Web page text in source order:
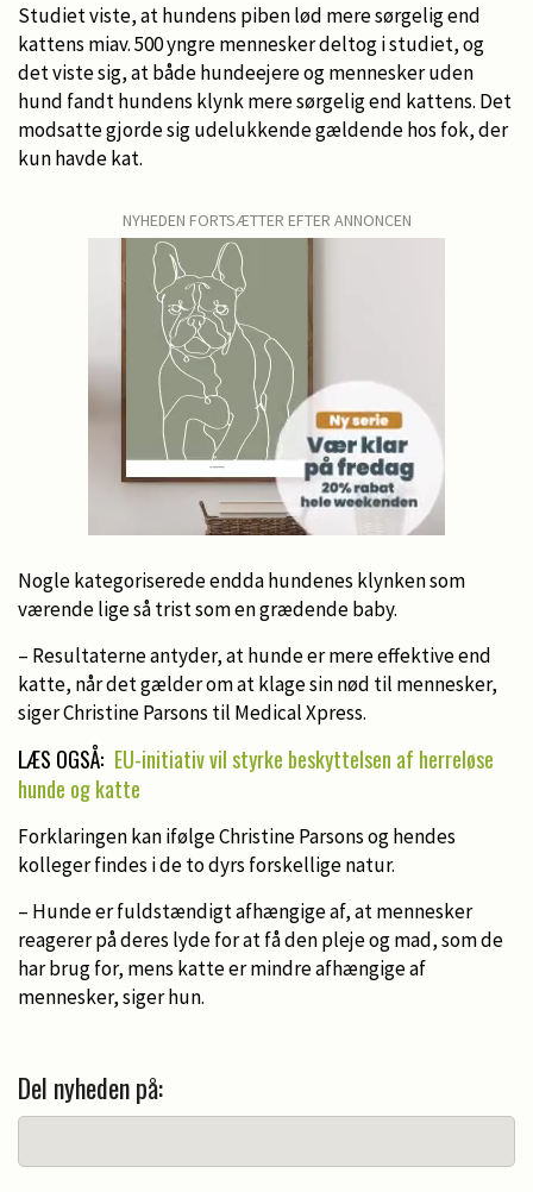
Studiet viste, at hundens piben lød mere sørgelig end
kattens miav. 500 yngre mennesker deltog i studiet, og
det viste sig, at både hundeejere og mennesker uden
hund fandt hundens klynk mere sørgelig end kattens. Det
modsatte gjorde sig udelukkende gældende hos fok, der
kun havde kat.
NYHEDEN FORTSÆTTER EFTER ANNONCEN
Nogle kategoriserede endda hundenes klynken som
værende lige så trist som en grædende baby.
– Resultaterne antyder, at hunde er mere effektive end
katte, når det gælder om at klage sin nød til mennesker,
siger Christine Parsons til Medical Xpress.
LÆS OGSÅ: EU-initiativ vil styrke beskyttelsen af herreløse
hunde og katte
Forklaringen kan ifølge Christine Parsons og hendes
kolleger findes i de to dyrs forskellige natur.
– Hunde er fuldstændigt afhængige af, at mennesker
reagerer på deres lyde for at få den pleje og mad, som de
har brug for, mens katte er mindre afhængige af
mennesker, siger hun.
Del nyheden på: